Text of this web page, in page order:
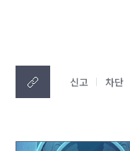
신고 차단